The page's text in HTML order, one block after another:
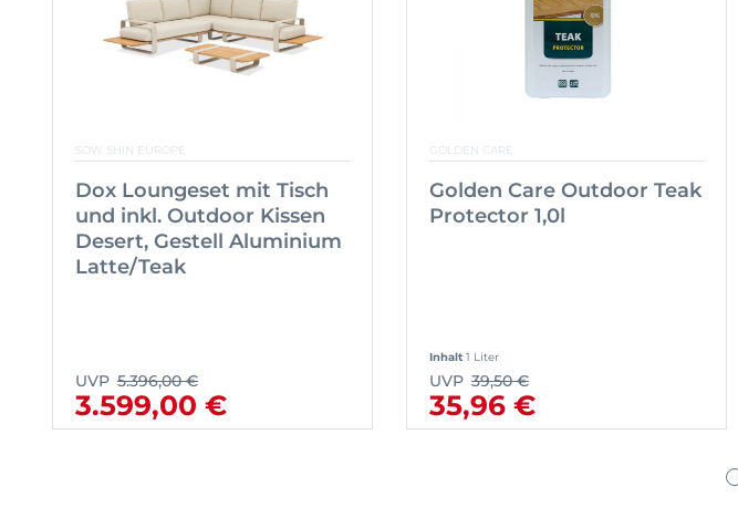
SOW SHIN EUROPE
Dox Loungeset mit Tisch
und inkl. Outdoor Kissen
Desert, Gestell Aluminium
Latte/Teak
UVP 5.396,00 €
3.599,00 €
GOLDEN CARE
Golden Care Outdoor Teak
Protector 1,0l
Inhalt 1 Liter
UVP 39,50 €
35,96 €